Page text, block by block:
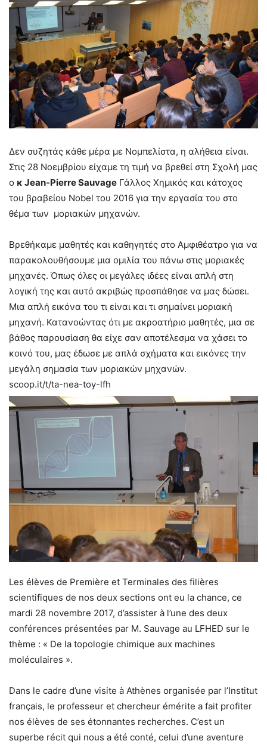
Δεν συζητάς κάθε μέρα με Νομπελίστα, η αλήθεια είναι.
Στις 28 Νοεμβρίου είχαμε τη τιμή να βρεθεί στη Σχολή μας
ο κ Jean-Pierre Sauvage Γάλλος Χημικός και κάτοχος
του βραβείου Nobel του 2016 για την εργασία του στο
θέμα των μοριακών μηχανών.
Βρεθήκαμε μαθητές και καθηγητές στο Αμφιθέατρο για να
παρακολουθήσουμε μια ομιλία του πάνω στις μοριακές
μηχανές. Όπως όλες οι μεγάλες ιδέες είναι απλή στη
λογική της και αυτό ακριβώς προσπάθησε να μας δώσει.
Μια απλή εικόνα του τι είναι και τι σημαίνει μοριακή
μηχανή. Κατανοώντας ότι με ακροατήριο μαθητές, μια σε
βάθος παρουσίαση θα είχε σαν αποτέλεσμα να χάσει το
κοινό του, μας έδωσε με απλά σχήματα και εικόνες την
μεγάλη σημασία των μοριακών μηχανών.
scoop.it/t/ta-nea-toy-lfh
Les élèves de Première et Terminales des filières
scientifiques de nos deux sections ont eu la chance, ce
mardi 28 novembre 2017, d’assister à l’une des deux
conférences présentées par M. Sauvage au LFHED sur le
thème : « De la topologie chimique aux machines
moléculaires ».
Dans le cadre d’une visite à Athènes organisée par l’Institut
français, le professeur et chercheur émérite a fait profiter
nos élèves de ses étonnantes recherches. C’est un
superbe récit qui nous a été conté, celui d’une aventure